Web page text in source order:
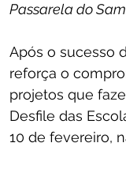
Passarela do
Após o sucesso
reforça o
projetos que
Desfile das
10 de fevereiro,